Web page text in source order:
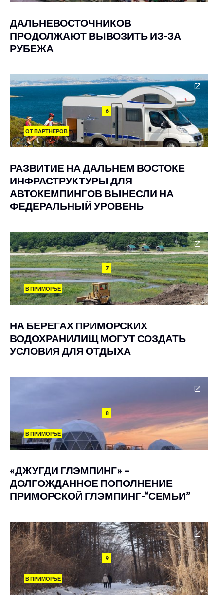
ДАЛЬНЕВОСТОЧНИКОВ
ПРОДОЛЖАЮТ ВЫВОЗИТЬ ИЗ-ЗА
РУБЕЖА
6
ОТ ПАРТНЕРОВ
РАЗВИТИЕ НА ДАЛЬНЕМ ВОСТОКЕ
ИНФРАСТРУКТУРЫ ДЛЯ
АВТОКЕМПИНГОВ ВЫНЕСЛИ НА
ФЕДЕРАЛЬНЫЙ УРОВЕНЬ
7
В ПРИМОРЬЕ
НА БЕРЕГАХ ПРИМОРСКИХ
ВОДОХРАНИЛИЩ МОГУТ СОЗДАТЬ
УСЛОВИЯ ДЛЯ ОТДЫХА
8
В ПРИМОРЬЕ
«ДЖУГДИ ГЛЭМПИНГ» –
ДОЛГОЖДАННОЕ ПОПОЛНЕНИЕ
ПРИМОРСКОЙ ГЛЭМПИНГ-“СЕМЬИ”
9
В ПРИМОРЬЕ